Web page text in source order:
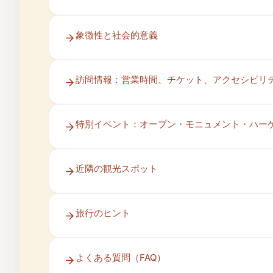
象徴性と社会的意義
訪問情報：営業時間、チケット、アクセシビリ
特別イベント：オープン・モニュメント・ハー
近隣の観光スポット
旅行のヒント
よくある質問（FAQ）